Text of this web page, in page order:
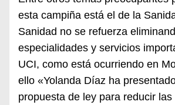
esta campiña está el de la
Sanidad no se refuerza
especialidades y servicios
UCI, como está ocurriendo en
ello «Yolanda Díaz ha
propuesta de ley para reducir las